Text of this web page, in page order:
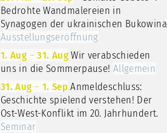
Bedrohte Wandmalereien in
Synagogen der ukrainischen Bukowina
Ausstellungseröffnung
1. Aug –31. AugWir verabschieden
uns in die Sommerpause! Allgemein
31. Aug – 1. SepAnmeldeschluss:
Geschichte spielend verstehen! Der
Ost-West-Konflikt im 20. Jahrhundert.
Seminar